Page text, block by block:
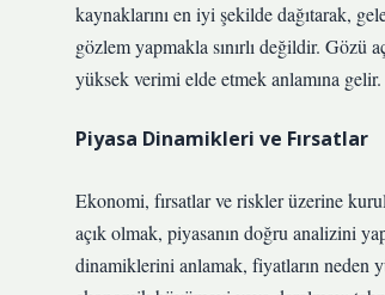
kaynaklarını en iyi şekilde dağıtarak,
gözlem yapmakla sınırlı değildir. Gözü
yüksek verimi elde etmek anlamına gelir.
Piyasa Dinamikleri ve Fırsatlar
Ekonomi, fırsatlar ve riskler üzerine
açık olmak, piyasanın doğru analizini
dinamiklerini anlamak, fiyatların neden